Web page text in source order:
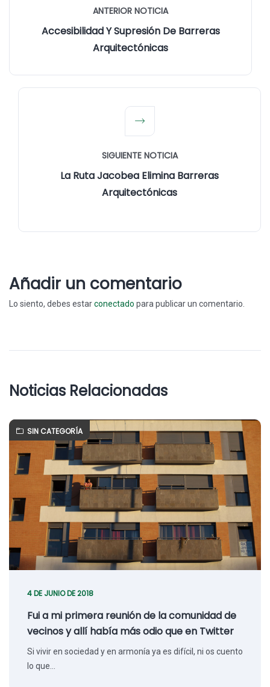
ANTERIOR NOTICIA
Accesibilidad Y Supresión De Barreras
Arquitectónicas
SIGUIENTE NOTICIA
La Ruta Jacobea Elimina Barreras
Arquitectónicas
Añadir un comentario
Lo siento, debes estarconectado para publicar un comentario.
Noticias Relacionadas
SIN CATEGORÍA
4 DE JUNIO DE 2018
Fui a mi primera reunión de la comunidad de
vecinos y allí había más odio que en Twitter
Si vivir en sociedad y en armonía ya es difícil, ni os cuento
lo que…